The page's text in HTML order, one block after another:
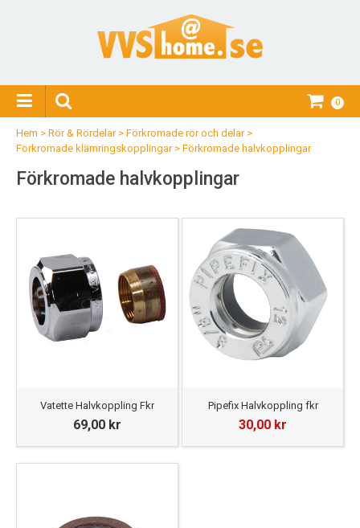
0
Hem > Rör & Rördelar> Förkromade rör och delar>
Förkromade klämringskopplingar> Förkromade halvkopplingar
Förkromade halvkopplingar
Vatette Halvkoppling Fkr
69,00 kr
Pipefix Halvkoppling fkr
30,00 kr